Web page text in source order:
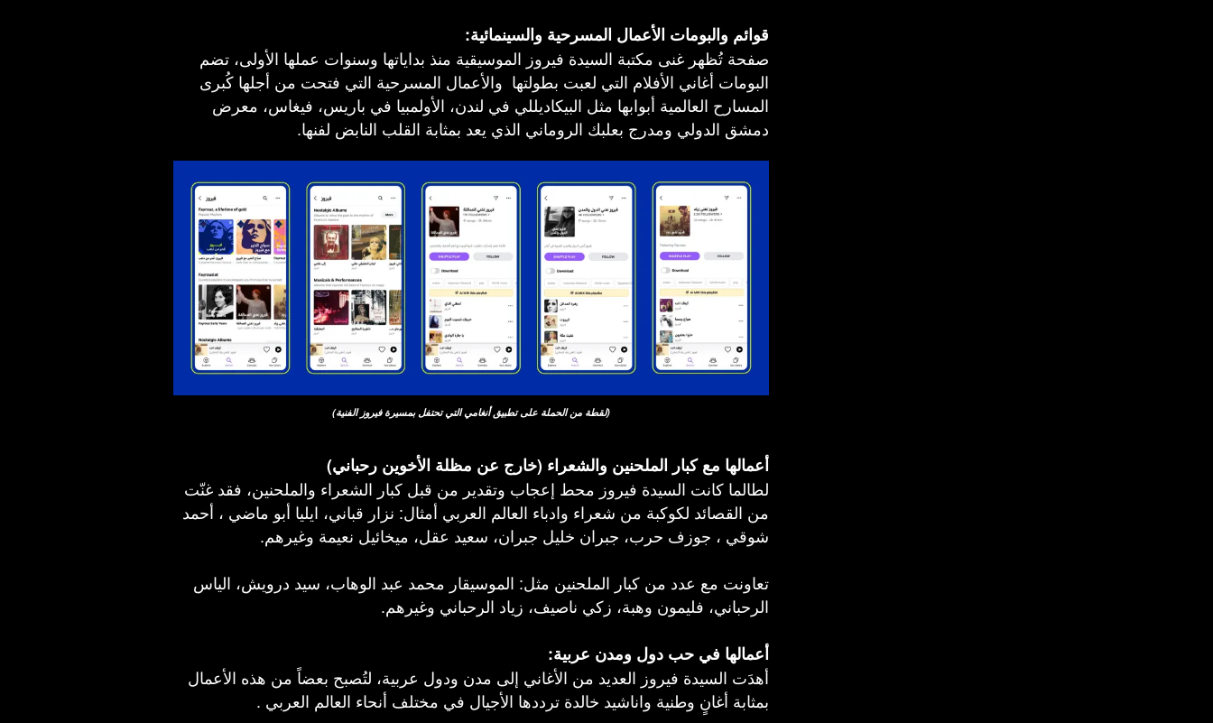
قوائم والبومات الأعمال المسرحية والسينمائية:
صفحة تُظهر غنى مكتبة السيدة فيروز الموسيقية منذ بداياتها وسنوات عملها الأولى، تضم
البومات أغاني الأفلام التي لعبت بطولتها والأعمال المسرحية التي فتحت من أجلها كُبرى
المسارح العالمية أبوابها مثل البيكاديللي في لندن، الأولمبيا في باريس، فيغاس، معرض
دمشق الدولي ومدرج بعلبك الروماني الذي يعد بمثابة القلب النابض لفنها.
(لقطة من الحملة على تطبيق أنغامي التي تحتفل بمسيرة فيروز الفنية)
أعمالها مع كبار الملحنين والشعراء (خارج عن مظلة الأخوين رحباني)
لطالما كانت السيدة فيروز محط إعجاب وتقدير من قبل كبار الشعراء والملحنين، فقد غنّت
من القصائد لكوكبة من شعراء وادباء العالم العربي أمثال: نزار قباني، ايليا أبو ماضي ، أحمد
شوقي ، جوزف حرب، جبران خليل جبران، سعيد عقل، ميخائيل نعيمة وغيرهم.
تعاونت مع عدد من كبار الملحنين مثل: الموسيقار محمد عبد الوهاب، سيد درويش، الياس
الرحباني، فليمون وهبة، زكي ناصيف، زياد الرحباني وغيرهم.
أعمالها في حب دول ومدن عربية:
أهدَت السيدة فيروز العديد من الأغاني إلى مدن ودول عربية، لتُصبح بعضاً من هذه الأعمال
بمثابة أغانٍ وطنية واناشيد خالدة ترددها الأجيال في مختلف أنحاء العالم العربي .